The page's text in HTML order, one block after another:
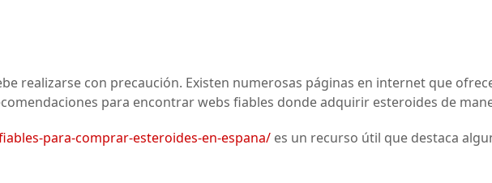
realizarse con precaución. Existen numerosas páginas en internet que
para encontrar webs fiables donde adquirir esteroides de
para-comprar-esteroides-en-espana/ es un recurso útil que destaca